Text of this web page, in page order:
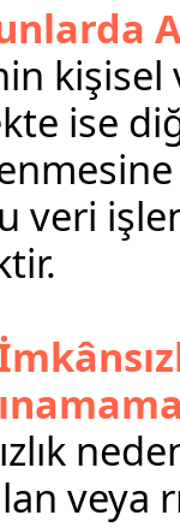
kişisel
ise
veri
veya